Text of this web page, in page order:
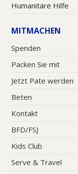
Humanitäre Hilfe
MITMACHEN
Spenden
Packen Sie mit
Jetzt Pate werden
Beten
Kontakt
BFD/FSJ
Kids Club
Serve & Travel